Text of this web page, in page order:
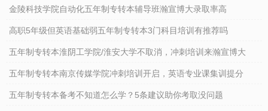
金陵科技学院自动化五年制专转本辅导班瀚宣博大录取率高
高职5年级但英语基础弱五年制专转本3门科目培训有推荐吗
五年制专转本淮阴工学院/淮安大学不取消，冲刺培训来瀚宣博大
五年制专转本南京传媒学院冲刺培训开启，英语专业课集训提分
五年制专转本备考不知道怎么学？5条建议助你考取没问题